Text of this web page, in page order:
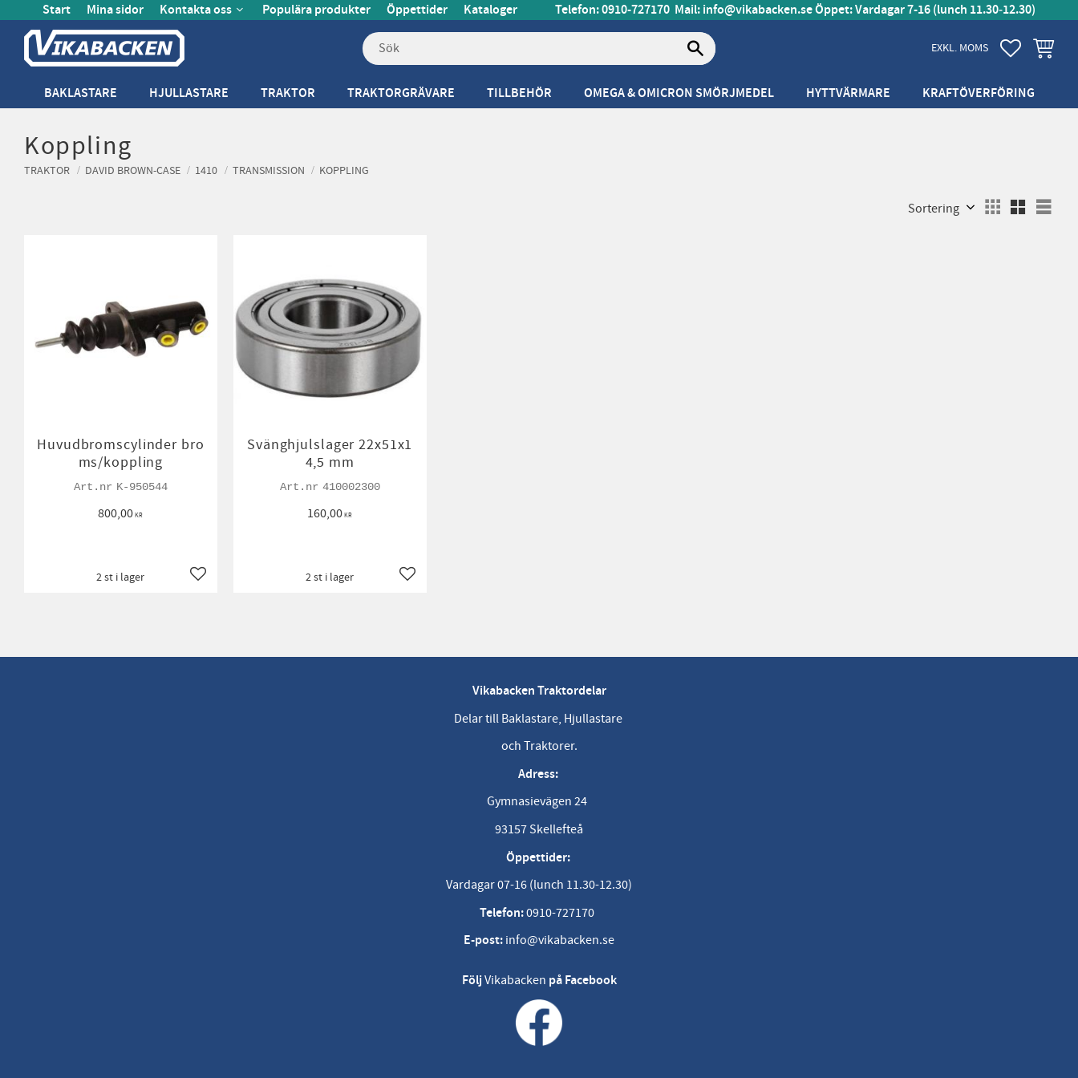
Start Mina sidor Kontakta oss Populära produkter Öppettider Kataloger Telefon: 0910-727170 Mail:info@vikabacken.seÖppet: Vardagar 7-16 (lunch 11.30‑12.30)
EXKL. MOMS FAVORITER
BAKLASTARE HJULLASTARE TRAKTOR TRAKTORGRÄVARE TILLBEHÖR OMEGA & OMICRON SMÖRJMEDEL HYTTVÄRMARE KRAFTÖVERFÖRING
Koppling
TRAKTOR DAVID BROWN-CASE 1410 TRANSMISSION KOPPLING
Huvudbromscylinder bro
ms/koppling
K-950544
800,00KR
Lägg till i favoriter
2 st i lager
Svänghjulslager 22x51x1
4,5 mm
410002300
160,00KR
Lägg till i favoriter
2 st i lager
Vikabacken Traktordelar
Delar till Baklastare, Hjullastare
och Traktorer.
Adress:
Gymnasievägen 24
93157 Skellefteå
Öppettider:
Vardagar 07-16 (lunch 11.30-12.30)
Telefon:0910-727170
E-post: info@vikabacken.se
FöljVikabacken på Facebook